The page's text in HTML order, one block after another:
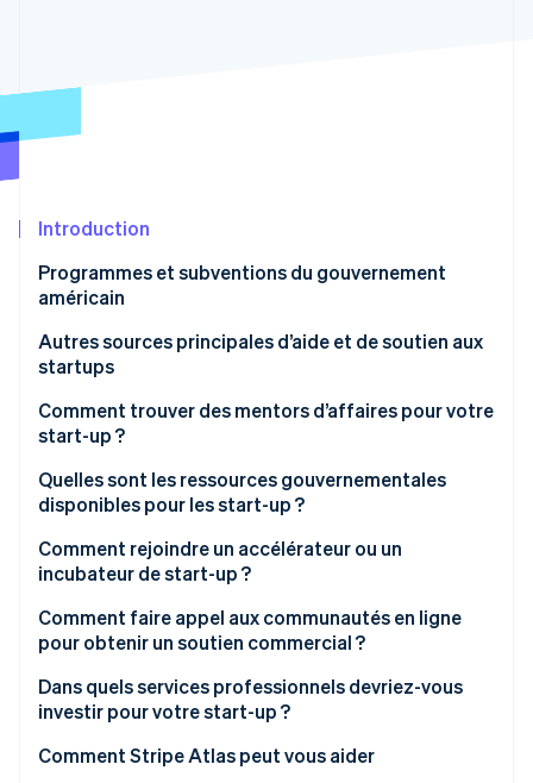
Constitution de start-up
Identity
Découvrez comment Stripe construit l’infrastructure
Regarder la vidéo
Introduction
Programmes et subventions du gouvernement
américain
Autres sources principales d’aide et de soutien aux
startups
Incubateurs et accélérateurs de start-up
Réseaux de mentorat
Investisseurs en capital-risque et investisseurs
providentiels
Plateformes de financement participatif
Services professionnels et conseillers
Espaces de coworking et événements de
réseautage
Plateformes et ressources d’apprentissage en ligne
Communautés et forums de start-up en ligne
Comment trouver des mentors d’affaires pour votre
start-up ?
Participer à des programmes de mentorat gratuits
Rejoindre des réseaux spécifiques à votre secteur
Assister à des événements de réseautage et à des
Déposer votre candidature auprès d’incubateurs et
d’accélérateurs d’entreprises
Contacter des groupes d’entrepreneurs locaux
Demander des recommandations
Quelles sont les ressources gouvernementales
disponibles pour les start-up ?
SBA
Programmes Small Business Innovation
Research(SBIR) et Small Business Technology
Transfer (STTR)
Grants.gov
Subventions des États et des collectivités locales
Comment rejoindre un accélérateur ou un
incubateur de start-up ?
Comment faire appel aux communautés en ligne
pour obtenir un soutien commercial ?
Dans quels services professionnels devriez-vous
investir pour votre start-up ?
Comment Stripe Atlas peut vous aider